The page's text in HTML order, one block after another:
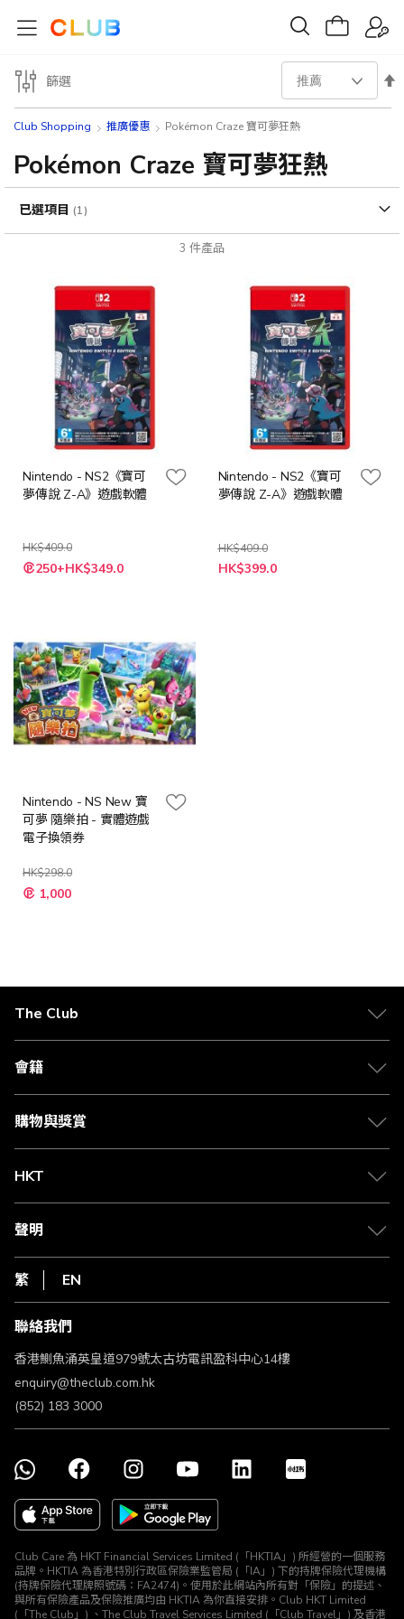
Club Shopping 推廣優惠 Pokémon Craze 寶可夢狂熱
Pokémon Craze 寶可夢狂熱
3 件產品
設
序
方
Nintendo - NS2《寶可
夢傳說 Z-A》遊戲軟體
HK$409.0
特
殊 250+HK$349.0
Nintendo - NS2《寶可
夢傳說 Z-A》遊戲軟體
HK$409.0
特
殊
HK$399.0
Nintendo - NS New 寶
可夢 隨樂拍 - 實體遊戲
電子換領券
HK$298.0
特
殊 1,000
篩選
已選項目
The Club
關於 The Club
合作夥伴
媒體中心
會籍
會籍及專屬禮遇
賺取積分
購物與獎賞
物流與配送
Club Shopping 商品領取站
常見問題
HKT
csl.
1010
HKT
聲明
私隱聲明
使用條款
條款及細則
不歧視及不騷擾聲明
認可牌照及通告
繁 EN
聯絡我們
香港鰂魚涌英皇道979號太古坊電訊盈科中心14樓
enquiry@theclub.com.hk
(852) 183 3000
Club Care 為 HKT Financial Services Limited (「HKTIA」) 所經營的一個服務
品牌。HKTIA 為香港特別行政區保險業監管局 (「IA」) 下的持牌保險代理機構
(持牌保險代理牌照號碼：FA2474)。使用於此網站內所有對「保險」的提述、
與所有保險產品及保險推廣均由 HKTIA 為你直接安排。Club HKT Limited
(「The Club」) 、The Club Travel Services Limited (「Club Travel」) 及香港